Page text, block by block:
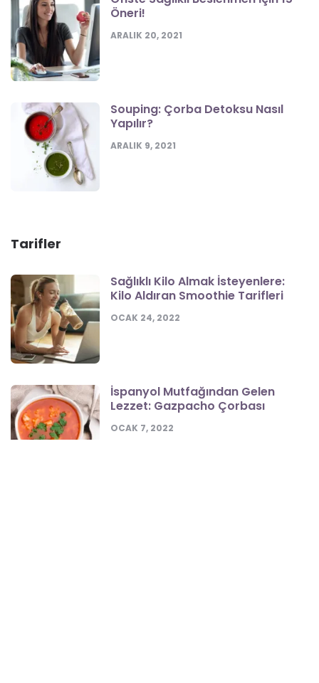
Öneri!
ARALIK 20, 2021
Souping: Çorba Detoksu Nasıl
Yapılır?
ARALIK 9, 2021
Tarifler
Sağlıklı Kilo Almak İsteyenlere:
Kilo Aldıran Smoothie Tarifleri
OCAK 24, 2022
İspanyol Mutfağından Gelen
Lezzet: Gazpacho Çorbası
OCAK 7, 2022